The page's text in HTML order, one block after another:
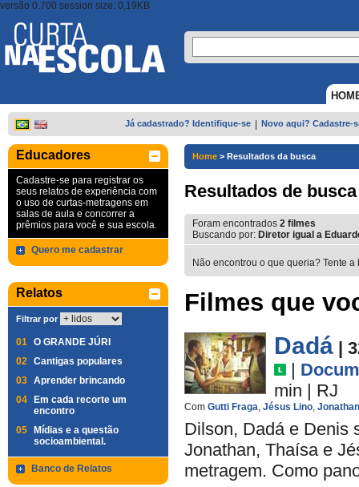
versão 0.700 session size: 0,19KB
Já cadastrado? Identifique-se Novo aqui? Cadastre-
Educadores
Cadastre-se para registrar os
seus relatos de experiência com
o uso de curtas-metragens em
salas de aula e concorrer a
prêmios para você e sua escola.
Quero me cadastrar
Relatos
Filtrar por
01 O GRANDE JÚRI
02 Cantigas populares
03 Aprender brincando
04
Em cada recorte um
encontro
05
Mídias e a questão
socioambiental.
Banco de Relatos
Home > Resultados da busca
Resultados de busca
Foram encontrados 2 filmes
Buscando por: Diretor igual a
Não encontrou o que queria? Tente
Filmes que
Dadá |
|
min | RJ
Com Gutti Fraga, Jésus Lino,
Dilson, Dadá e Denis
Jonathan, Thaísa e
metragem. Como